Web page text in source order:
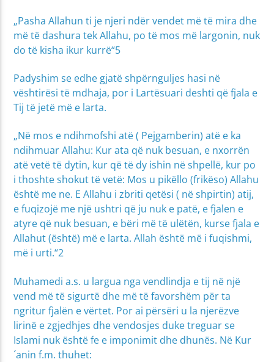
„Pasha Allahun ti je njeri ndër vendet më të mira dhe
më të dashura tek Allahu, po të mos më largonin, nuk
do të kisha ikur kurrë“5
Padyshim se edhe gjatë shpërnguljes hasi në
vështirësi të mdhaja, por i Lartësuari deshti që fjala e
Tij të jetë më e larta.
„Në mos e ndihmofshi atë ( Pejgamberin) atë e ka
ndihmuar Allahu: Kur ata që nuk besuan, e nxorrën
atë vetë të dytin, kur që të dy ishin në shpellë, kur po
i thoshte shokut të vetë: Mos u pikëllo (frikëso) Allahu
është me ne. E Allahu i zbriti qetësi ( në shpirtin) atij,
e fuqizojë me një ushtri që ju nuk e patë, e fjalen e
atyre që nuk besuan, e bëri më të ulëtën, kurse fjala e
Allahut (është) më e larta. Allah është më i fuqishmi,
më i urti.“2
Muhamedi a.s. u largua nga vendlindja e tij në një
vend më të sigurtë dhe më të favorshëm për ta
ngritur fjalën e vërtet. Por ai përsëri u la njerëzve
lirinë e zgjedhjes dhe vendosjes duke treguar se
Islami nuk është fe e imponimit dhe dhunës. Në Kur
´anin f.m. thuhet: